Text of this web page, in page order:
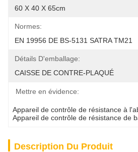
60 X 40 X 65cm
Normes:
EN 19956 DE BS-5131 SATRA TM21
Détails D'emballage:
CAISSE DE CONTRE-PLAQUÉ
Mettre en évidence:
Appareil de contrôle de résistance à
Appareil de contrôle de résistance de
Description Du Produit